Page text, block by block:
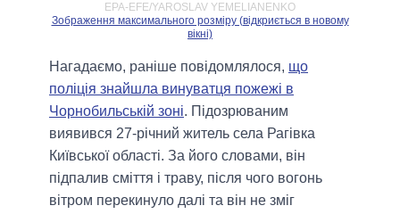
EPA-EFE/YAROSLAV YEMELIANENKO
Зображення максимального розміру (відкриється в новому
вікні)
Нагадаємо, раніше повідомлялося, що
поліція знайшла винуватця пожежі в
Чорнобильській зоні. Підозрюваним
виявився 27-річний житель села Рагівка
Київської області. За його словами, він
підпалив сміття і траву, після чого вогонь
вітром перекинуло далі та він не зміг